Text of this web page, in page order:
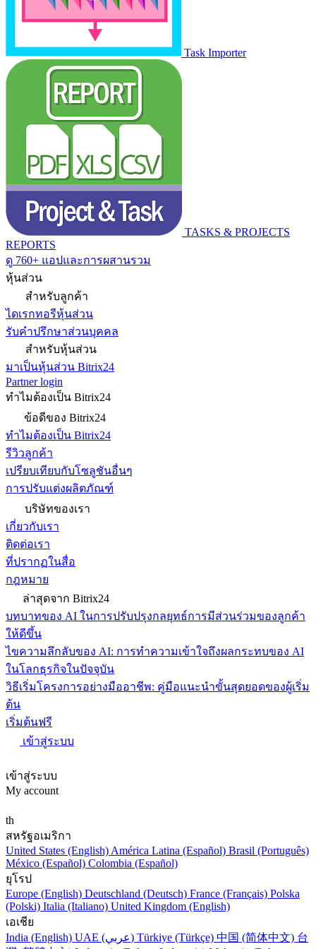
Task Importer
TASKS & PROJECTS
REPORTS
ดู 760+ แอปและการผสานรวม
หุ้นส่วน
สำหรับลูกค้า
ไดเรกทอรีหุ้นส่วน
รับคำปรึกษาส่วนบุคคล
สำหรับหุ้นส่วน
มาเป็นหุ้นส่วน Bitrix24
Partner login
ทำไมต้องเป็น Bitrix24
ข้อดีของ Bitrix24
ทำไมต้องเป็น Bitrix24
รีวิวลูกค้า
เปรียบเทียบกับโซลูชันอื่นๆ
การปรับแต่งผลิตภัณฑ์
บริษัทของเรา
เกี่ยวกับเรา
ติดต่อเรา
ที่ปรากฏในสื่อ
กฎหมาย
ล่าสุดจาก Bitrix24
บทบาทของ AI ในการปรับปรุงกลยุทธ์การมีส่วนร่วมของลูกค้า
ให้ดีขึ้น
ไขความลึกลับของ AI: การทำความเข้าใจถึงผลกระทบของ AI
ในโลกธุรกิจในปัจจุบัน
วิธีเริ่มโครงการอย่างมืออาชีพ: คู่มือแนะนำขั้นสุดยอดของผู้เริ่ม
ต้น
เริ่มต้นฟรี
เข้าสู่ระบบ
เข้าสู่ระบบ
My account
th
สหรัฐอเมริกา
United States (English) América Latina (Español) Brasil (Português)
México (Español) Colombia (Español)
ยุโรป
Europe (English) Deutschland (Deutsch) France (Français) Polska
(Polski) Italia (Italiano) United Kingdom (English)
เอเชีย
India (English)
UAE (عربي) Türkiye (Türkçe) 中国 (简体中文) 台